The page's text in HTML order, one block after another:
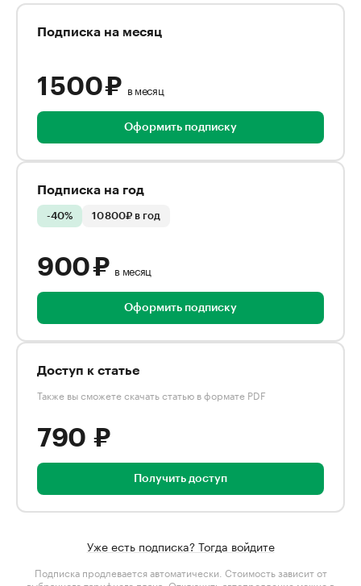
Подписка на месяц
1 500 ₽ в месяц
Оформить подписку
Подписка на год
-40% 10 800₽ в год
900 ₽ в месяц
Оформить подписку
Доступ к статье
Также вы сможете скачать статью в формате PDF
790 ₽
Получить доступ
Уже есть подписка? Тогда войдите
Подписка продлевается автоматически. Стоимость зависит от